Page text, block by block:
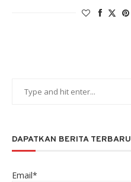
DAPATKAN BERITA TERBARU
Email*